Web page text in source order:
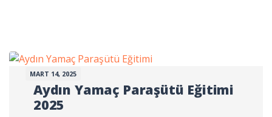
MART 14, 2025
Aydın Yamaç Paraşütü Eğitimi
2025